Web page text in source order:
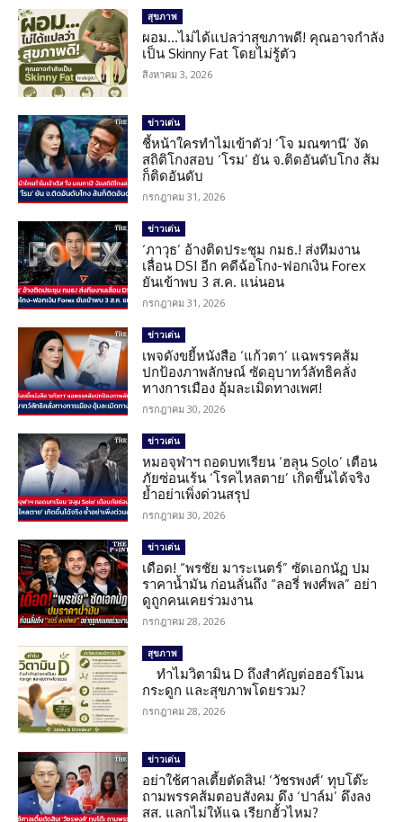
สุขภาพ
ผอม…ไม่ได้แปลว่าสุขภาพดี! คุณอาจกำลัง
เป็น Skinny Fat โดยไม่รู้ตัว
สิงหาคม 3, 2026
ข่าวเด่น
ชี้หน้าใครทำไมเข้าตัว! ‘โจ มณฑานี’ งัด
สถิติโกงสอบ ‘โรม’ ยัน จ.ติดอันดับโกง ส้ม
ก็ติดอันดับ
กรกฎาคม 31, 2026
ข่าวเด่น
‘ภาวุธ’ อ้างติดประชุม กมธ.! ส่งทีมงาน
เลื่อน DSI อีก คดีฉ้อโกง-ฟอกเงิน Forex
ยันเข้าพบ 3 ส.ค. แน่นอน
กรกฎาคม 31, 2026
ข่าวเด่น
เพจดังขยี้หนังสือ ‘แก้วตา’ แฉพรรคส้ม
ปกป้องภาพลักษณ์ ซัดอุบาทว์ลัทธิคลั่ง
ทางการเมือง อุ้มละเมิดทางเพศ!
กรกฎาคม 30, 2026
ข่าวเด่น
หมอจุฬาฯ ถอดบทเรียน ‘ฮลุน Solo’ เตือน
ภัยซ่อนเร้น ‘โรคไหลตาย’ เกิดขึ้นได้จริง
ย้ำอย่าเพิ่งด่วนสรุป
กรกฎาคม 30, 2026
ข่าวเด่น
เดือด! “พรชัย มาระเนตร์” ซัดเอกนัฏ ปม
ราคาน้ำมัน ก่อนลั่นถึง “ลอรี่ พงศ์พล” อย่า
ดูถูกคนเคยร่วมงาน
กรกฎาคม 28, 2026
สุขภาพ
ทำไมวิตามิน D ถึงสำคัญต่อฮอร์โมน
กระดูก และสุขภาพโดยรวม?
กรกฎาคม 28, 2026
ข่าวเด่น
อย่าใช้ศาลเตี้ยตัดสิน! ‘วัชรพงศ์’ ทุบโต๊ะ
ถามพรรคส้มตอบสังคม ดึง ‘ปาล์ม’ ดึงลง
สส. แลกไม่ให้แฉ เรียกฮั้วไหม?